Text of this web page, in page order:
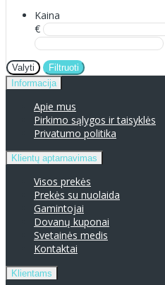
Kaina
€
Valyti
Filtruoti
Informacija
Apie mus
Pirkimo sąlygos ir taisyklės
Privatumo politika
Klientų aptarnavimas
Visos prekės
Prekės su nuolaida
Gamintojai
Dovanų kuponai
Svetainės medis
Kontaktai
Klientams